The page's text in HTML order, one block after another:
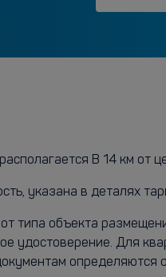
В 14 км
указана в деталях
типа объекта
удостоверение. Для
определяются